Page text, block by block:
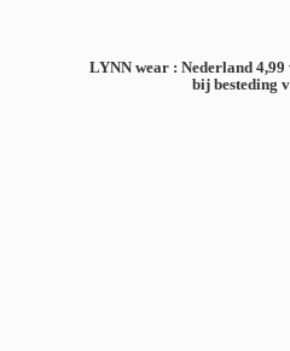
LYNN wear : Nederland
bij besteding